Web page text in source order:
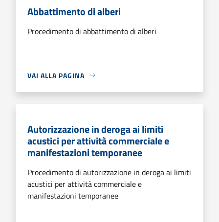
Abbattimento di alberi
Procedimento di abbattimento di alberi
VAI ALLA PAGINA
Autorizzazione in deroga ai limiti
acustici per attività commerciale e
manifestazioni temporanee
Procedimento di autorizzazione in deroga ai limiti
acustici per attività commerciale e
manifestazioni temporanee